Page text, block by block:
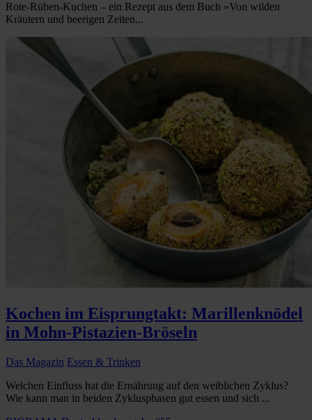
Rote-Rüben-Kuchen – ein Rezept aus dem Buch »Von wilden
Kräutern und beerigen Zeiten...
Kochen im Eisprungtakt: Marillenknödel
in Mohn-Pistazien-Bröseln
Das Magazin Essen & Trinken
Welchen Einfluss hat die Ernährung auf den weiblichen Zyklus?
Wie kann man in beiden Zyklusphasen gut essen und sich ...